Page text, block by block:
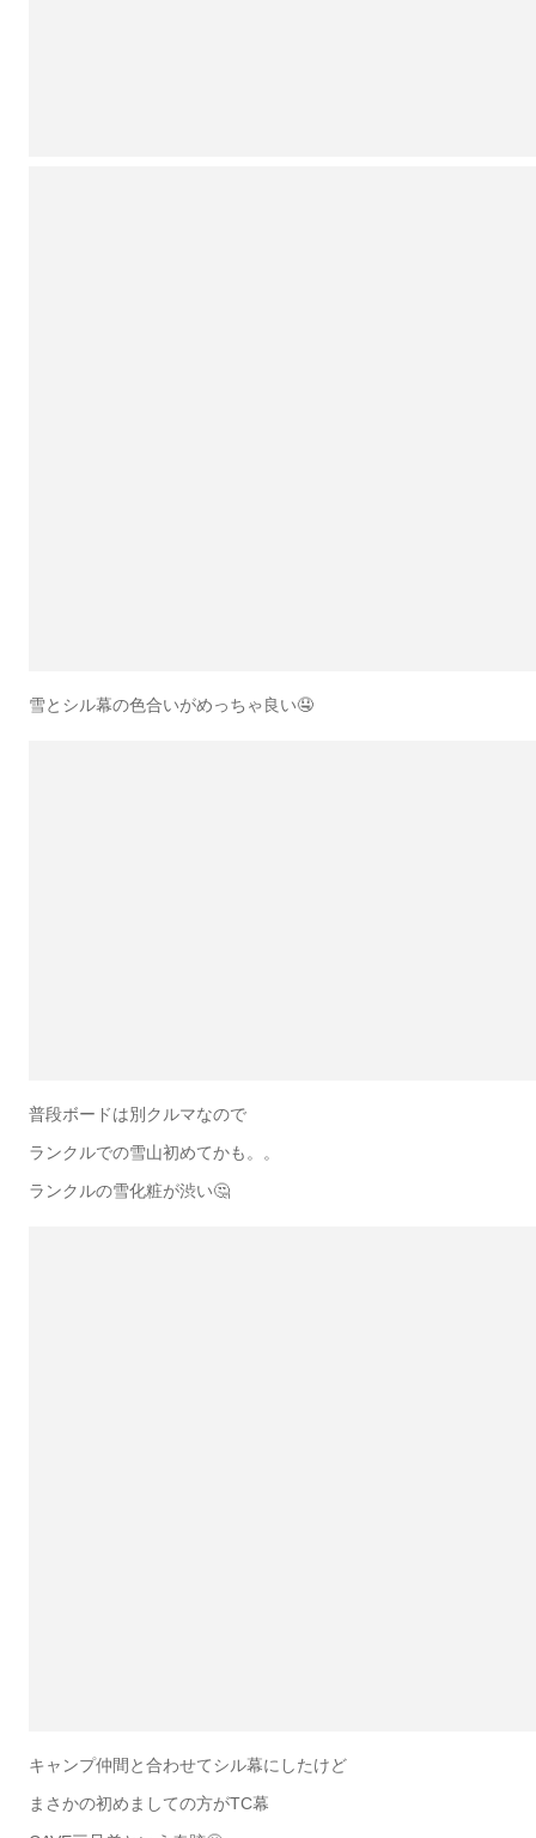
雪とシル幕の色合いがめっちゃ良い🤤
普段ボードは別クルマなので
ランクルでの雪山初めてかも。。
ランクルの雪化粧が渋い🤔
キャンプ仲間と合わせてシル幕にしたけど
まさかの初めましての方がTC幕